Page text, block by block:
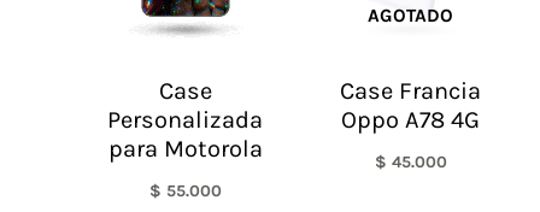
Case
Personalizada
para Motorola
$ 55.000
AGOTADO
Case Francia
Oppo A78 4G
$ 45.000